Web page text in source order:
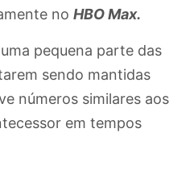
no HBO Max.
pequena parte das
sendo mantidas
números similares aos
em tempos